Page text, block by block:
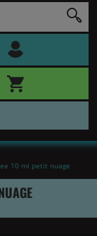
10 ml petit nuage